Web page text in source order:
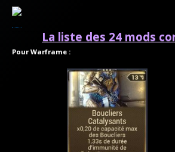
La liste des 24 mods
Pour Warframe :